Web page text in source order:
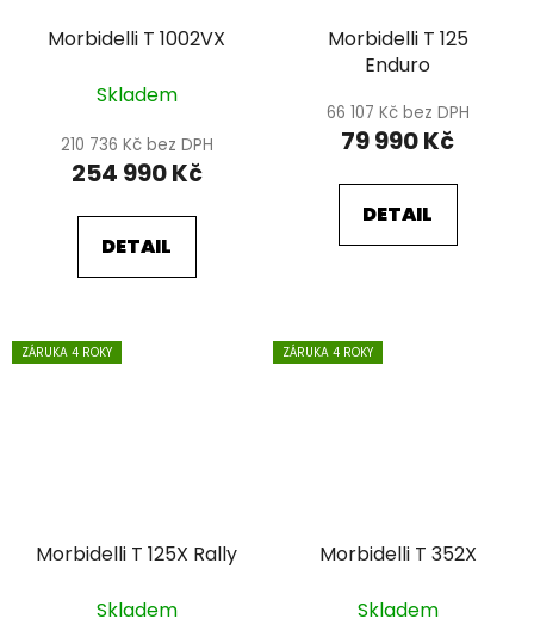
Morbidelli T 1002VX
Skladem
210 736 Kč bez DPH
254 990 Kč
DETAIL
Morbidelli T 125
Enduro
66 107 Kč bez DPH
79 990 Kč
DETAIL
ZÁRUKA 4 ROKY
Morbidelli T 125X Rally
Skladem
ZÁRUKA 4 ROKY
Morbidelli T 352X
Skladem